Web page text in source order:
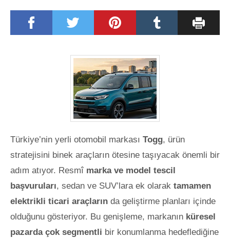
Türkiye’nin yerli otomobil markası Togg, ürün
stratejisini binek araçların ötesine taşıyacak önemli bir
adım atıyor. Resmî marka ve model tescil
başvuruları, sedan ve SUV’lara ek olarak tamamen
elektrikli ticari araçların dageliştirme planları içinde
olduğunu gösteriyor. Bu genişleme, markanın küresel
pazarda çok segmentli bir konumlanma hedeflediğine